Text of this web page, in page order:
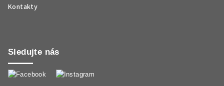
Kontakty
Sledujte nás